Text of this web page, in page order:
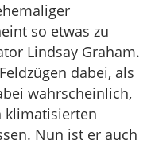
so etwas zu
Lindsay Graham.
dabei, als
wahrscheinlich,
klimatisierten
Nun ist er auch